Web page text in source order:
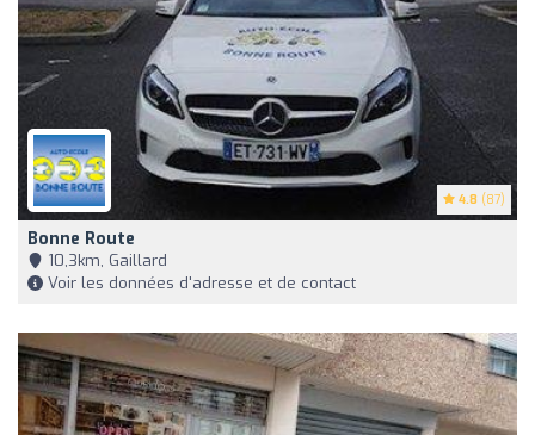
4.8 (87)
Bonne Route
10,3km, Gaillard
Voir les données d'adresse et de contact